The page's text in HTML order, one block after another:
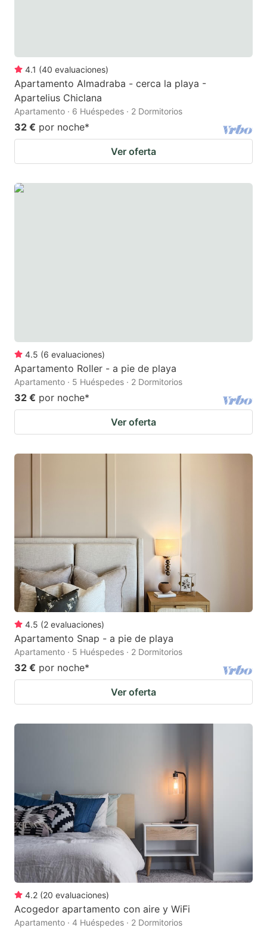
4.1 (40 evaluaciones)
Apartamento Almadraba - cerca la playa -
Apartelius Chiclana
Apartamento · 6 Huéspedes · 2 Dormitorios
32 € por noche*
Ver oferta
4.5 (6 evaluaciones)
Apartamento Roller - a pie de playa
Apartamento · 5 Huéspedes · 2 Dormitorios
32 € por noche*
Ver oferta
4.5 (2 evaluaciones)
Apartamento Snap - a pie de playa
Apartamento · 5 Huéspedes · 2 Dormitorios
32 € por noche*
Ver oferta
4.2 (20 evaluaciones)
Acogedor apartamento con aire y WiFi
Apartamento · 4 Huéspedes · 2 Dormitorios